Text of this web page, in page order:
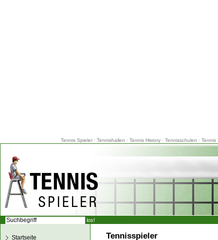
Tennis Spieler· Tennishallen · Tennis History· Tennisschulen · Tennis
Tennisspieler
Startseite
los!